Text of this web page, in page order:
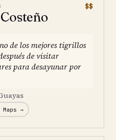
$$
de los mejores tigrillos
de visitar
para desayunar por
Maps →